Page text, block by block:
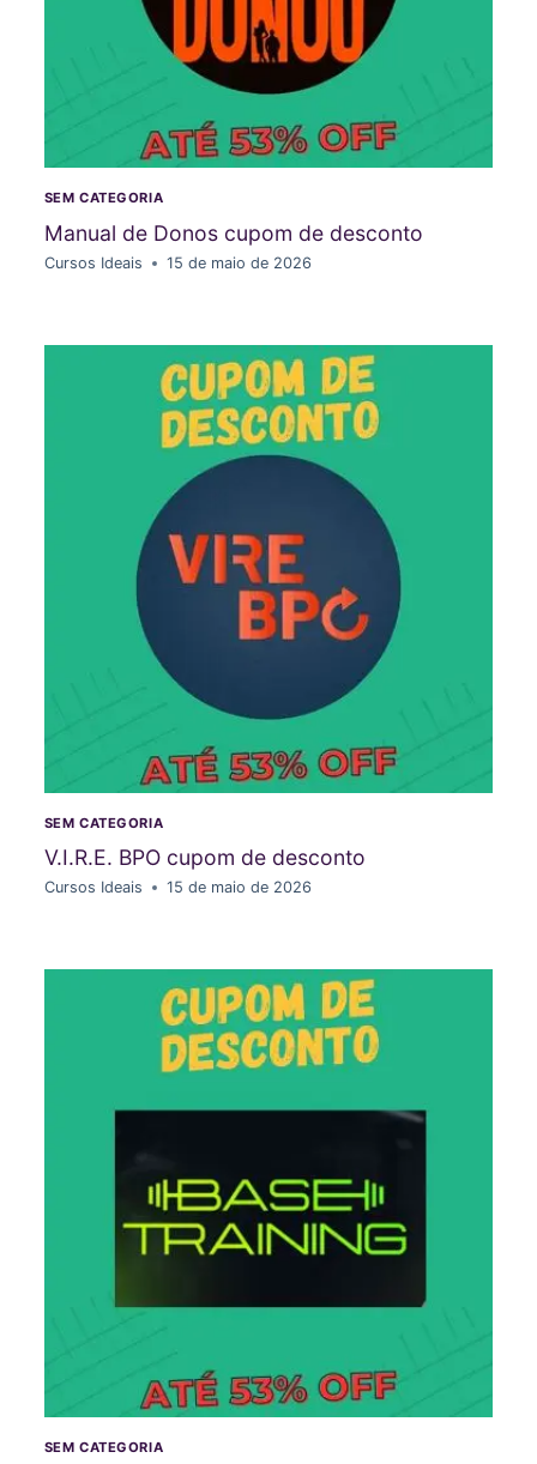
SEM CATEGORIA
Manual de Donos cupom de desconto
Cursos Ideais 15 de maio de 2026
SEM CATEGORIA
V.I.R.E. BPO cupom de desconto
Cursos Ideais 15 de maio de 2026
SEM CATEGORIA